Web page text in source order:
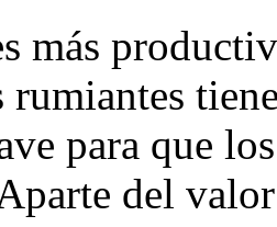
más
rumiantes
para que
del